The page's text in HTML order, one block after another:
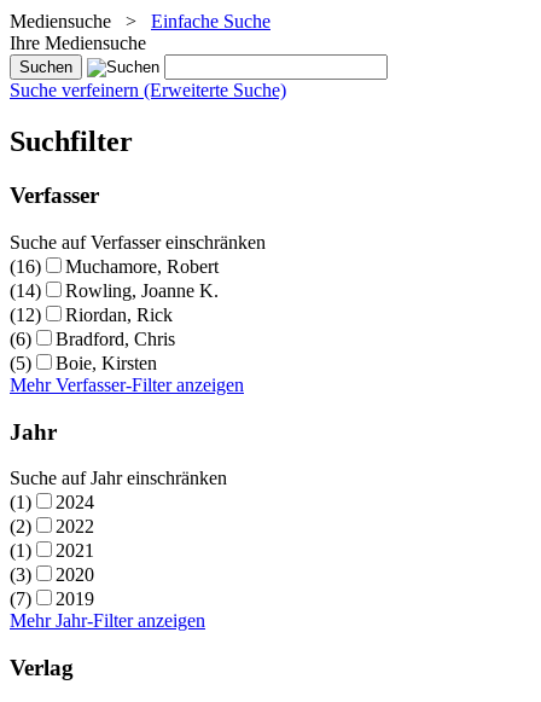
Mediensuche > Einfache Suche
Ihre Mediensuche
Suche verfeinern (Erweiterte Suche)
Suchfilter
Verfasser
Suche auf Verfasser einschränken
(16)
Muchamore, Robert
(14)
Rowling, Joanne K.
(12)
Riordan, Rick
(6)
Bradford, Chris
(5)
Boie, Kirsten
Mehr Verfasser-Filter anzeigen
Jahr
Suche auf Jahr einschränken
(1)
2024
(2)
2022
(1)
2021
(3)
2020
(7)
2019
Mehr Jahr-Filter anzeigen
Verlag